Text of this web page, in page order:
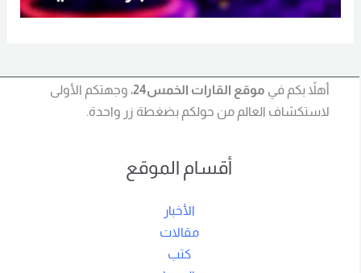
أهلاً بكم في موقع القارات الخمس24
، وجهتكم الأولى
لاستكشاف العالم من حولكم بضغطة زر واحدة.
أقسام الموقع
الأخبار
مقالات
كتب